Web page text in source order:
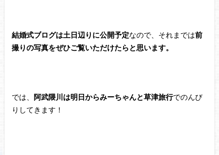
結婚式ブログは土日辺りに公開予定なので、それまでは前
撮りの写真をぜひご覧いただけたらと思います。
では、 阿武隈川は明日からみーちゃんと草津旅行でのんび
りしてきます！